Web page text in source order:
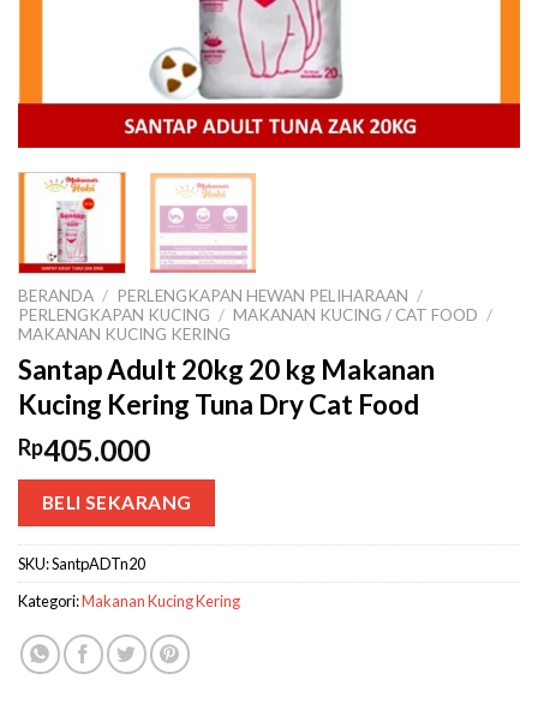
BERANDA / PERLENGKAPAN HEWAN PELIHARAAN /
PERLENGKAPAN KUCING / MAKANAN KUCING / CAT FOOD /
MAKANAN KUCING KERING
Santap Adult 20kg 20 kg Makanan
Kucing Kering Tuna Dry Cat Food
Rp405.000
BELI SEKARANG
SKU:SantpADTn20
Kategori:Makanan Kucing Kering